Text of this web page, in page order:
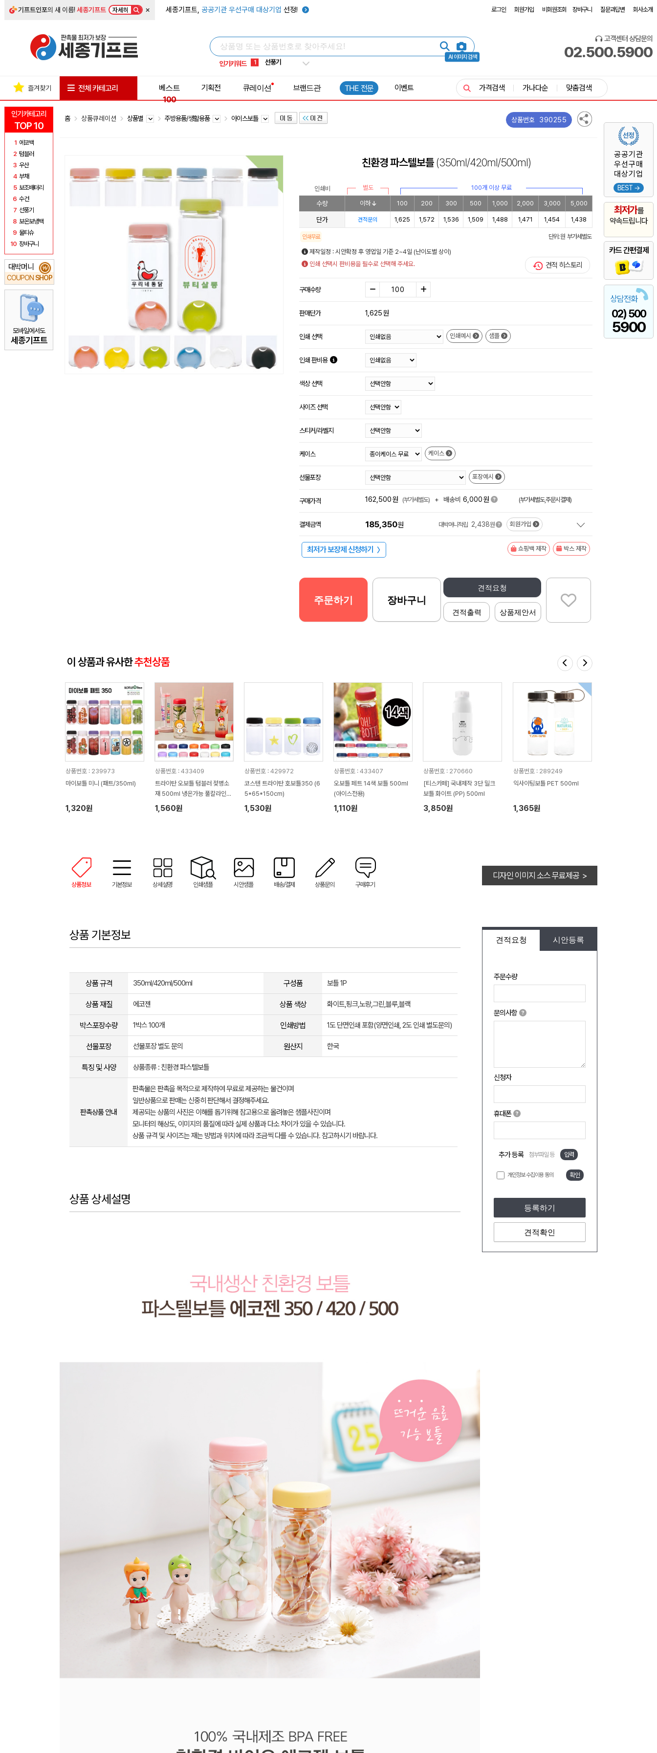
기프트인포의 새 이름!세종기프트 자세히 × 세종기프트, 공공기관 우선구매 대상기업 선정! 로그인 회원가입 비회원조회 장바구니 질문과답변 회사소개
AI 이미지 검색
인기키워드
1 선풍기
2 부채
4 보온보냉백
6 우산
9 넥쿨러
10 타포린가방
고객센터 상담문의
02.500.5900
인기카테고리
TOP 10
1 에코백
2 텀블러
3 우산
4 부채
5 보조배터리
6 수건
7 선풍기
8 보온보냉백
9 물티슈
10 장바구니
대박머니
COUPON SHOP
₩
모바일에서도
세종기프트
공공기관
우선구매
대상기업
BEST →
최저가를
약속드립니다
카드 간편결제
상담전화
02) 500
5900
즐겨찾기 전체 카테고리
베스트
100
기획전 큐레이션 브랜드관 THE 전문 이벤트 가격검색 가나다순 맞춤검색
홈 상품큐레이션 상품별 주방용품/생활용품 아이스보틀 상품번호 390255
친환경 파스텔보틀(350ml/420ml/500ml)
인쇄비 별도 100개 이상 무료
수량 이하 100 200 300 500 1,000 2,000 3,000 5,000
단가 견적문의 1,625 1,572 1,536 1,509 1,488 1,471 1,454 1,438
인쇄무료 단위: 원 부가세별도
제작일정 : 시안확정 후 영업일 기준 2~4일 (난이도별 상이)
인쇄 선택시 판비용을 필수로 선택해 주세요.
견적 히스토리
구매수량
판매단가 1,625원
인쇄 선택 인쇄예시 샘플
인쇄 판비용
색상 선택
사이즈 선택
스티커/라벨지
케이스 케이스
선물포장 포장예시
구매가격 162,500원 (부가세별도) + 배송비 6,000원 (부가세별도,주문시결제)
결제금액 185,350원 대박머니적립 2,438원 회원가입
최저가 보장제 신청하기 〉 쇼핑백 제작 박스 제작
견적요청
견적출력 상품제안서
주문하기 장바구니
이 상품과 유사한추천상품
상품번호 : 239973
마이보틀 미니 (패트/350ml)
1,320원
상품번호 : 433409
트라이탄 오보틀 텀블러 젖병소
재 500ml 냉온가능 풀칼라인쇄
가능
1,560원
상품번호 : 429972
코스텐 트라이탄 호보틀350 (6
5*65*150cm)
1,530원
상품번호 : 433407
오보틀 페트 14색 보틀 500ml
(아이스전용)
1,110원
상품번호 : 270660
[티스카페] 국내제작 3단 밀크
보틀 화이트 (PP) 500ml
3,850원
상품번호 : 289249
익사이팅보틀 PET 500ml
1,365원
상품정보 기본정보 상세설명 인쇄샘플 시안샘플 배송/결제 상품문의 구매후기
디자인 이미지 소스 무료제공 >
견적요청 시안등록
주문수량
문의사항
신청자
휴대폰
추가 등록 첨부파일 등 입력
개인정보 수집이용 동의 확인
등록하기
견적확인
상품 기본정보
상품 규격 350ml/420ml/500ml 구성품 보틀 1P
상품 재질 에코젠 상품 색상 화이트,핑크,노랑,그린,블루,블랙
박스포장수량 1박스 100개 인쇄방법 1도 단면인쇄 포함(양면인쇄, 2도 인쇄 별도문의)
선물포장 선물포장 별도 문의 원산지 한국
특징 및 사양 상품종류 : 친환경 파스텔보틀
판촉상품 안내
판촉물은 판촉을 목적으로 제작하여 무료로 제공하는 물건이며
일반상품으로 판매는 신중히 판단해서 결정해주세요.
제공되는 상품의 사진은 이해를 돕기위해 참고용으로 올려놓은 샘플사진이며
모니터의 해상도, 이미지의 품질에 따라 실제 상품과 다소 차이가 있을 수 있습니다.
상품 규격 및 사이즈는 재는 방법과 위치에 따라 조금씩 다를 수 있습니다. 참고하시기 바랍니다.
상품 상세설명